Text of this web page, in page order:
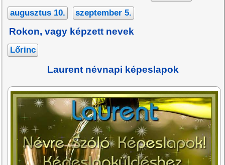
augusztus 10.
szeptember 5.
Rokon, vagy képzett nevek
Lőrinc
Laurent névnapi képeslapok